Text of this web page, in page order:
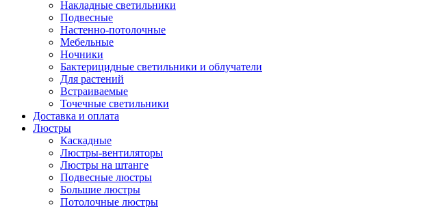
Накладные светильники
Подвесные
Настенно-потолочные
Мебельные
Ночники
Бактерицидные светильники и облучатели
Для растений
Встраиваемые
Точечные светильники
Доставка и оплата
Люстры
Каскадные
Люстры-вентиляторы
Люстры на штанге
Подвесные люстры
Большие люстры
Потолочные люстры